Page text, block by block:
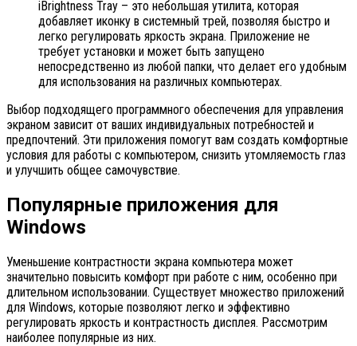
iBrightness Tray – это небольшая утилита, которая
добавляет иконку в системный трей, позволяя быстро и
легко регулировать яркость экрана. Приложение не
требует установки и может быть запущено
непосредственно из любой папки, что делает его удобным
для использования на различных компьютерах.
Выбор подходящего программного обеспечения для управления
экраном зависит от ваших индивидуальных потребностей и
предпочтений. Эти приложения помогут вам создать комфортные
условия для работы с компьютером, снизить утомляемость глаз
и улучшить общее самочувствие.
Популярные приложения для
Windows
Уменьшение контрастности экрана компьютера может
значительно повысить комфорт при работе с ним, особенно при
длительном использовании. Существует множество приложений
для Windows, которые позволяют легко и эффективно
регулировать яркость и контрастность дисплея. Рассмотрим
наиболее популярные из них.